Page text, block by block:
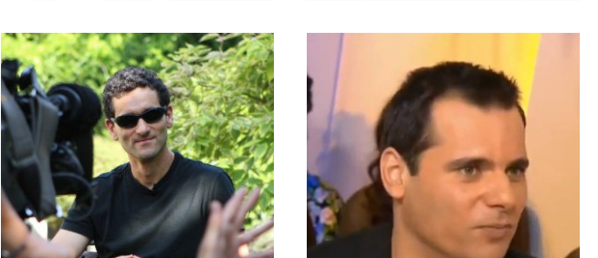
Exclu – Laurent Argelier : «
Enora Malagré est plus
impopulaire que populaire »
ARNAUD 20 JUILLET 2014
Exclu – Laurent Petitguillaume
: « Nagui et Arthur m’ont tendu
la main »
8 JUILLET 2014